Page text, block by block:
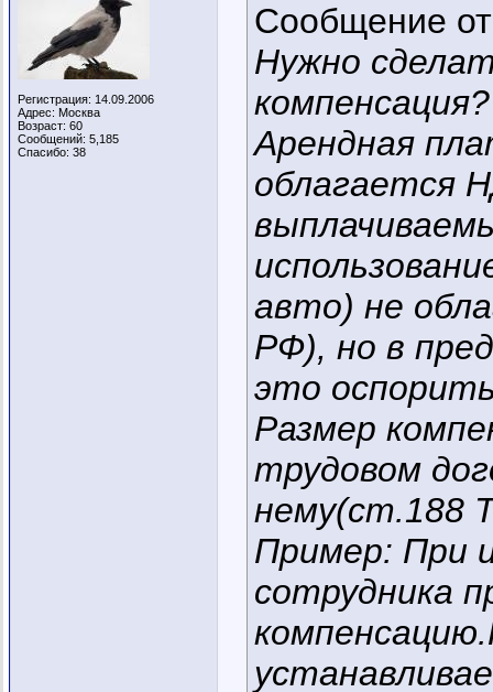
Регистрация: 14.09.2006
Адрес: Москва
Возраст: 60
Сообщений: 5,185
Спасибо: 38
Сообщение
Нужно
компенсация?
Арендная
облагается
авто) не
РФ), но в
это
Размер
трудовом
нему(ст.188
Пример: При
сотрудника